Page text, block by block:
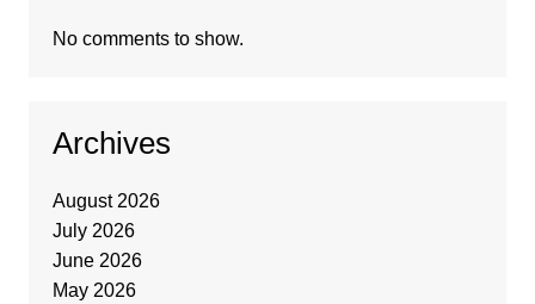
No comments to show.
Archives
August 2026
July 2026
June 2026
May 2026